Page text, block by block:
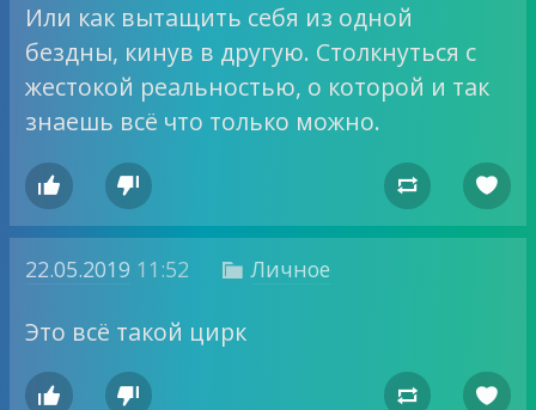
Или как вытащить себя из одной
бездны, кинув в другую. Столкнуться с
жестокой реальностью, о которой и так
знаешь всё что только можно.
   
22.05.2019 11:52  Личное
Это всё такой цирк
   